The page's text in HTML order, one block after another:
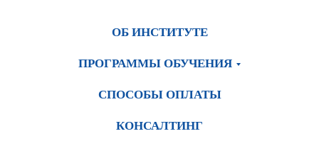
ОБ ИНСТИТУТЕ
ПРОГРАММЫ ОБУЧЕНИЯ
СПОСОБЫ ОПЛАТЫ
КОНСАЛТИНГ